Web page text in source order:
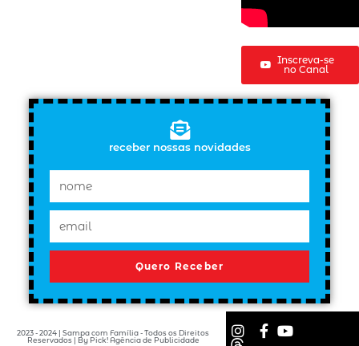
Inscreva-se
no Canal
receber nossas novidades
Quero Receber
2023 - 2024 | Sampa com Família - Todos os Direitos
Reservados | By Pick! Agência de Publicidade